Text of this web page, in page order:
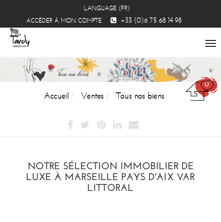
0
LANGUAGE (FR)
ACCÉDER À MON COMPTE
+33 (0)6 75 68 14 98
Accueil Ventes Tous nos biens
NOTRE SÉLECTION IMMOBILIER DE
LUXE À MARSEILLE PAYS D'AIX VAR
LITTORAL